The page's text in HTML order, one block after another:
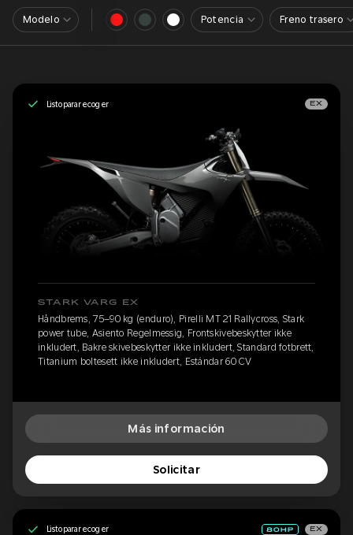
Modelo Potencia Freno trasero
Listo para recoger EX
STARK VARG EX
Håndbrems, 75–90 kg (enduro), Pirelli MT 21 Rallycross, Stark
power tube, Asiento Regelmessig, Frontskivebeskytter ikke
inkludert, Bakre skivebeskytter ikke inkludert, Standard fotbrett,
Titanium boltesett ikke inkludert, Estándar 60 CV
Más información
Solicitar
Listo para recoger EX